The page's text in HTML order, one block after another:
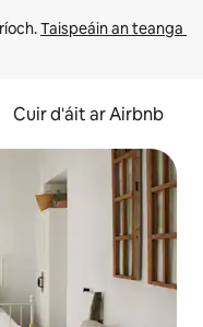
Taispeáin an teanga
Cuir d'áit ar Airbnb